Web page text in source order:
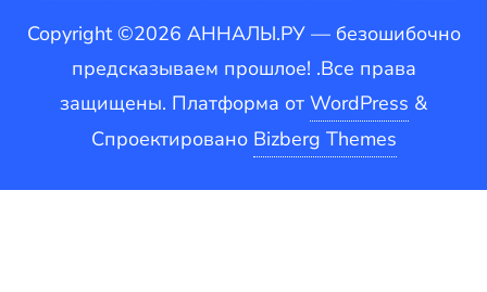
Copyright ©2026 АННАЛЫ.РУ — безошибочно
предсказываем прошлое! .Все права
защищены. Платформа от WordPress &
Спроектировано Bizberg Themes